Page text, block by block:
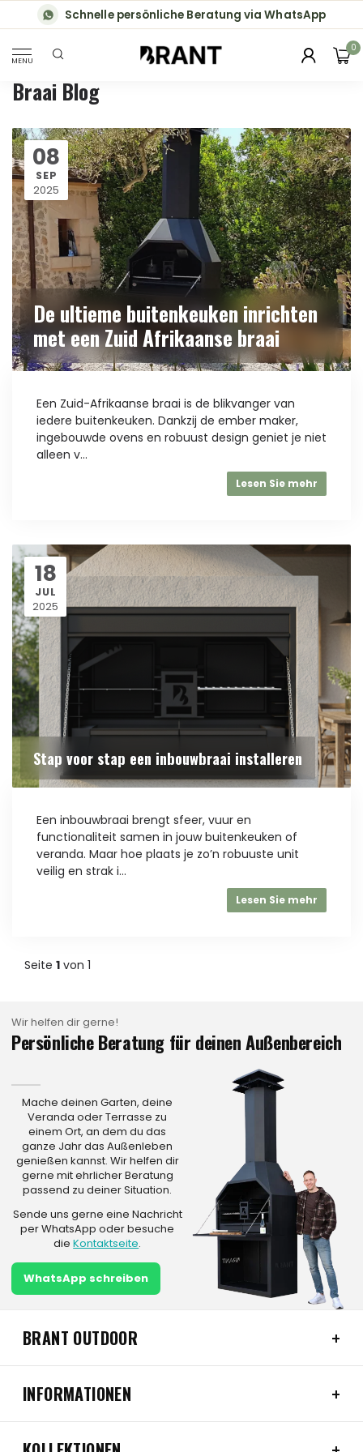
Schnelle persönliche Beratung via WhatsApp
MENU
0
Braai Blog
08
SEP
2025
De ultieme buitenkeuken inrichten
met een Zuid Afrikaanse braai
Een Zuid-Afrikaanse braai is de blikvanger van
iedere buitenkeuken. Dankzij de ember maker,
ingebouwde ovens en robuust design geniet je niet
alleen v...
Lesen Sie mehr
18
JUL
2025
Stap voor stap een inbouwbraai installeren
Een inbouwbraai brengt sfeer, vuur en
functionaliteit samen in jouw buitenkeuken of
veranda. Maar hoe plaats je zo’n robuuste unit
veilig en strak i...
Lesen Sie mehr
Seite 1 von 1
Wir helfen dir gerne!
Persönliche Beratung für deinen Außenbereich
Mache deinen Garten, deine
Veranda oder Terrasse zu
einem Ort, an dem du das
ganze Jahr das Außenleben
genießen kannst. Wir helfen dir
gerne mit ehrlicher Beratung
passend zu deiner Situation.
Sende uns gerne eine Nachricht
per WhatsApp oder besuche
dieKontaktseite.
WhatsApp schreiben
BRANT OUTDOOR
INFORMATIONEN